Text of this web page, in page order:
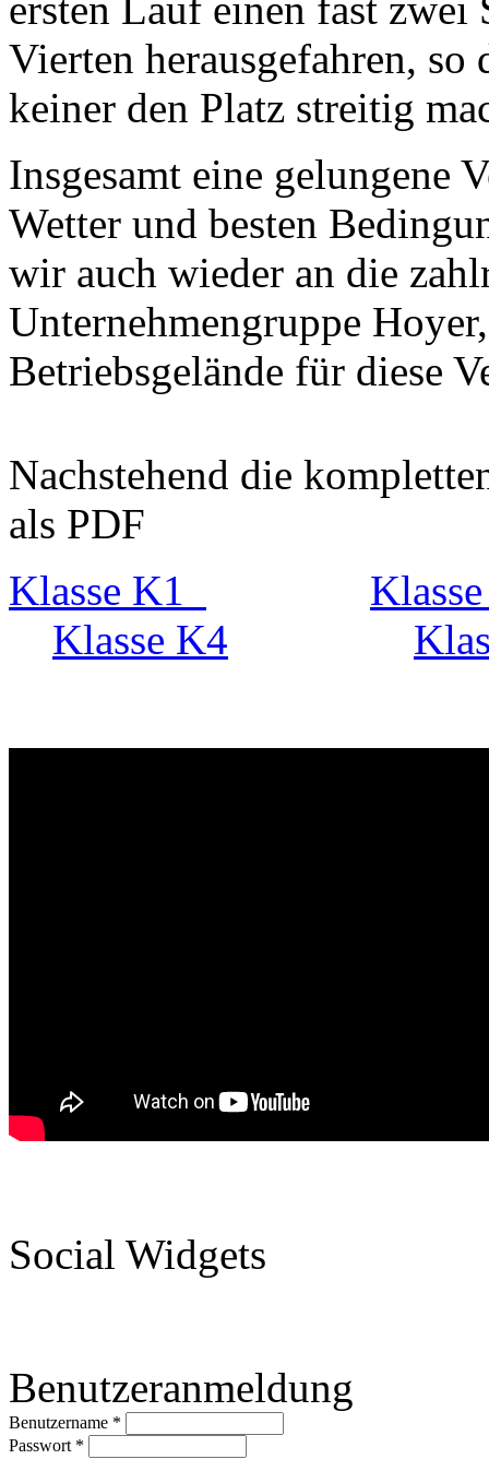
Vierten herausgefahren,
keiner den Platz streitig
Insgesamt eine gelungene
Wetter und besten
wir auch wieder an die
Unternehmengruppe
Betriebsgelände für diese
Nachstehend die
als PDF
Klasse K1
Klasse K4
Social Widgets
Benutzeranmeldung
Benutzername *
Passwort *